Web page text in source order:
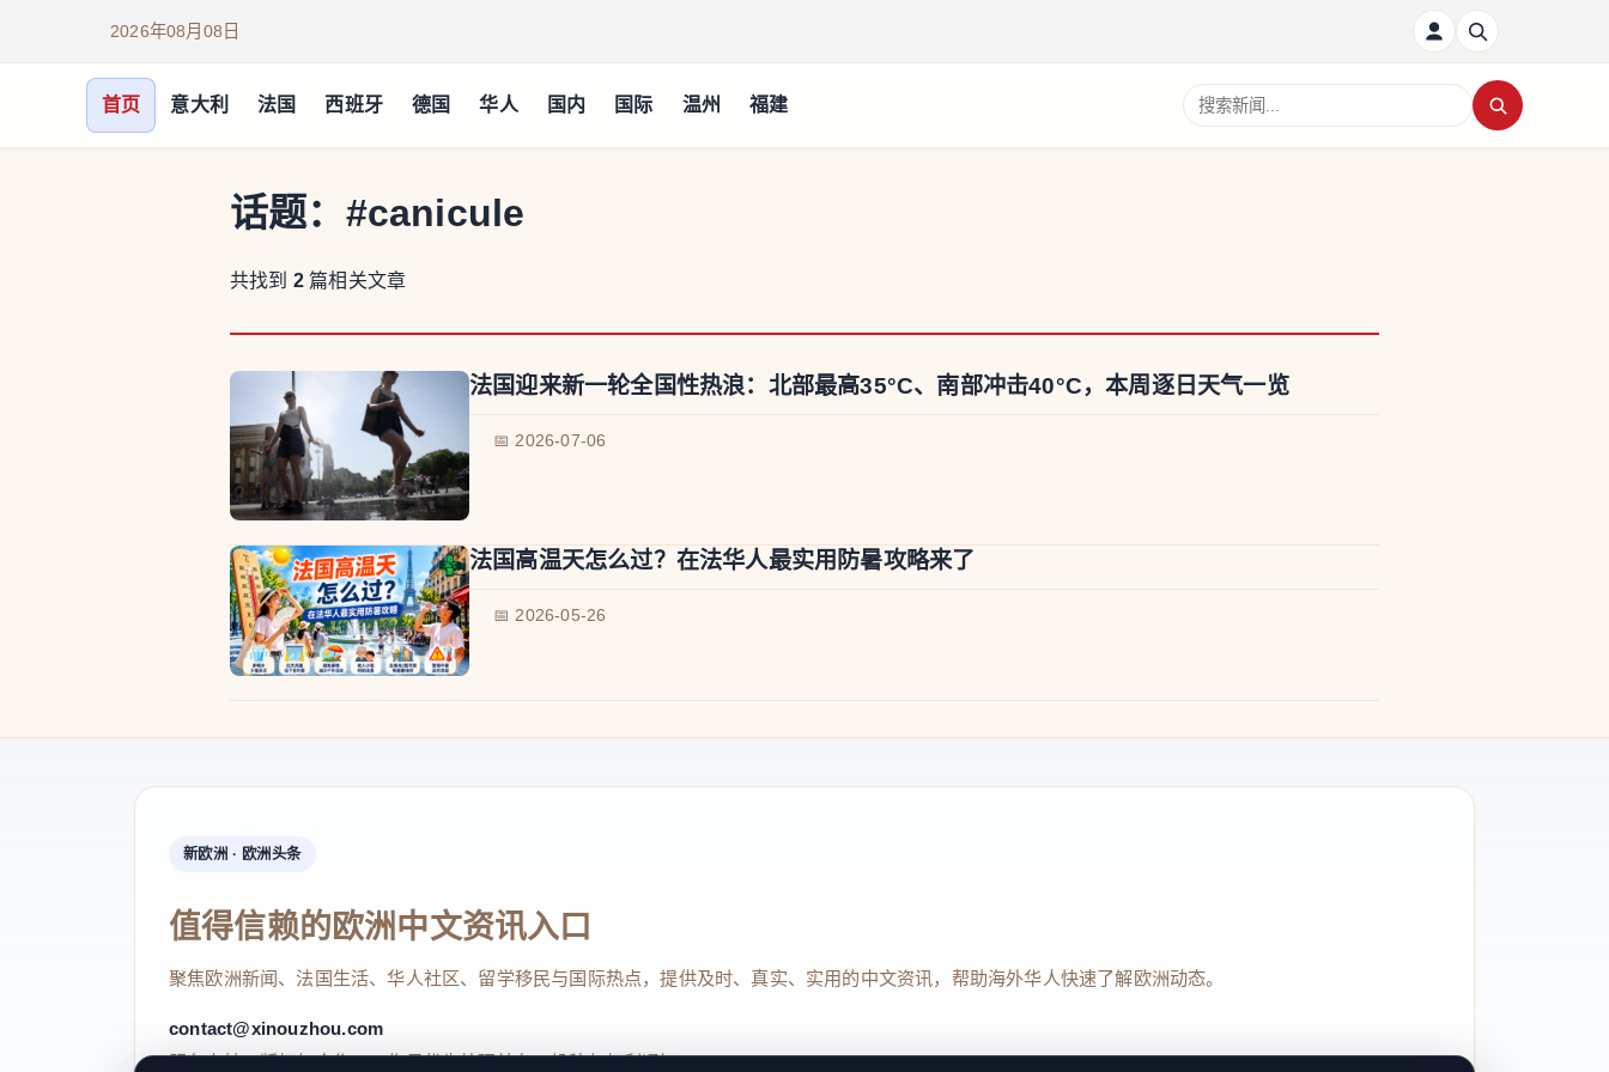
2026年08月08日
首页 意大利 法国 西班牙 德国 华人 国内 国际 温州 福建
搜索新闻
话题： #canicule
共找到 2 篇相关文章
法国迎来新一轮全国性热浪：北部最高35°C、南部冲击40°C，本周逐日天气一览
📅 2026-07-06
法国高温天怎么过？在法华人最实用防暑攻略来了
📅 2026-05-26
新欧洲 · 欧洲头条
值得信赖的欧洲中文资讯入口
聚焦欧洲新闻、法国生活、华人社区、留学移民与国际热点，提供及时、真实、实用的中文资讯，帮助海外华人快速了解欧洲动态。
contact@xinouzhou.com
服务支持、版权与合作：工作日优先处理站务、投稿与权利通知